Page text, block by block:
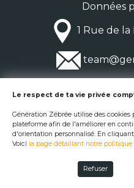
Données
1 Rue de
©
Le respect de ta vie privée
Génération Zébrée utilise des
plateforme afin de l'améliorer en
d'orientation personnalisé. En
Voici la page détaillant notre politique
Refuser